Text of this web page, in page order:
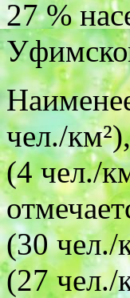
27 %
чел./
(4 чел./
(30
(27 чел./